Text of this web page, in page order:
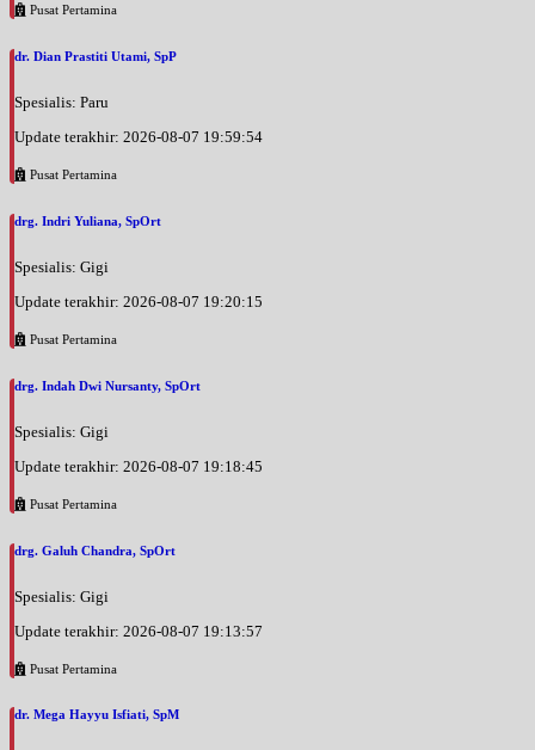
Pusat Pertamina
dr. Dian Prastiti Utami, SpP
Spesialis: Paru
Update terakhir: 2026-08-07 19:59:54
Pusat Pertamina
drg. Indri Yuliana, SpOrt
Spesialis: Gigi
Update terakhir: 2026-08-07 19:20:15
Pusat Pertamina
drg. Indah Dwi Nursanty, SpOrt
Spesialis: Gigi
Update terakhir: 2026-08-07 19:18:45
Pusat Pertamina
drg. Galuh Chandra, SpOrt
Spesialis: Gigi
Update terakhir: 2026-08-07 19:13:57
Pusat Pertamina
dr. Mega Hayyu Isfiati, SpM